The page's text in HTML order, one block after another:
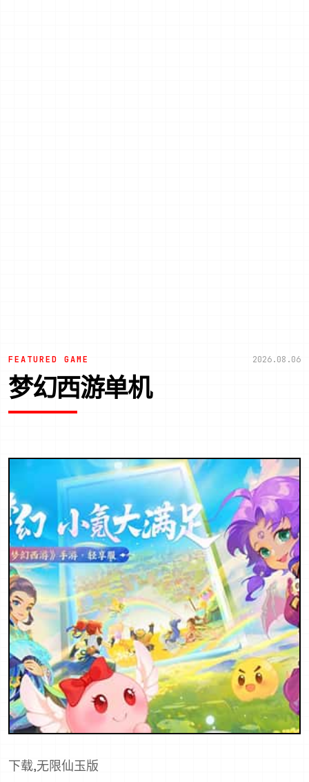
FEATURED GAME 2026.08.06
梦幻西游单机
下载,无限仙玉版